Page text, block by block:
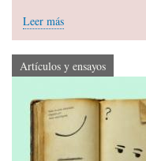
Leer más
Artículos y ensayos